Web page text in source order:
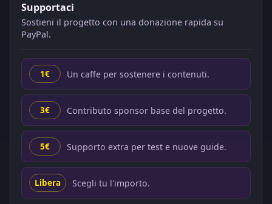
Supportaci
Sostieni il progetto con una donazione rapida su
PayPal.
1€ Un caffe per sostenere i contenuti.
3€ Contributo sponsor base del progetto.
5€ Supporto extra per test e nuove guide.
Libera Scegli tu l'importo.